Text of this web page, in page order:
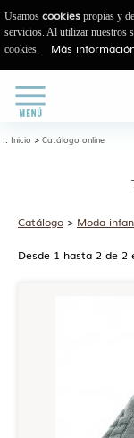
:: Inicio > Catálogo online
Catálogo > Moda
Desde 1 hasta 2 de 2
Usamos cookies propias y
servicios. Al utilizar nuestros
cookies.
Más